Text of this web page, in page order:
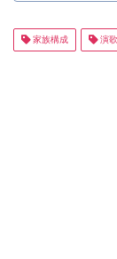
家族構成 演